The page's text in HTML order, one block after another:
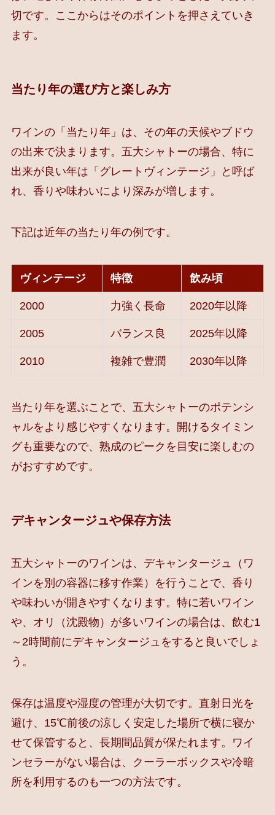
切です。ここからはそのポイントを押さえていき
ます。
当たり年の選び方と楽しみ方
ワインの「当たり年」は、その年の天候やブドウ
の出来で決まります。五大シャトーの場合、特に
出来が良い年は「グレートヴィンテージ」と呼ば
れ、香りや味わいにより深みが増します。
下記は近年の当たり年の例です。
ヴィンテージ 特徴 飲み頃
2000 力強く長命 2020年以降
2005 バランス良 2025年以降
2010 複雑で豊潤 2030年以降
当たり年を選ぶことで、五大シャトーのポテンシ
ャルをより感じやすくなります。開けるタイミン
グも重要なので、熟成のピークを目安に楽しむの
がおすすめです。
デキャンタージュや保存方法
五大シャトーのワインは、デキャンタージュ（ワ
インを別の容器に移す作業）を行うことで、香り
や味わいが開きやすくなります。特に若いワイン
や、オリ（沈殿物）が多いワインの場合は、飲む1
～2時間前にデキャンタージュをすると良いでしょ
う。
保存は温度や湿度の管理が大切です。直射日光を
避け、15℃前後の涼しく安定した場所で横に寝か
せて保管すると、長期間品質が保たれます。ワイ
ンセラーがない場合は、クーラーボックスや冷暗
所を利用するのも一つの方法です。